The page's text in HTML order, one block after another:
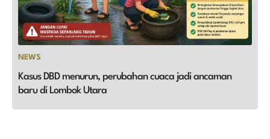
NEWS
Kasus DBD menurun, perubahan cuaca jadi ancaman
baru di Lombok Utara